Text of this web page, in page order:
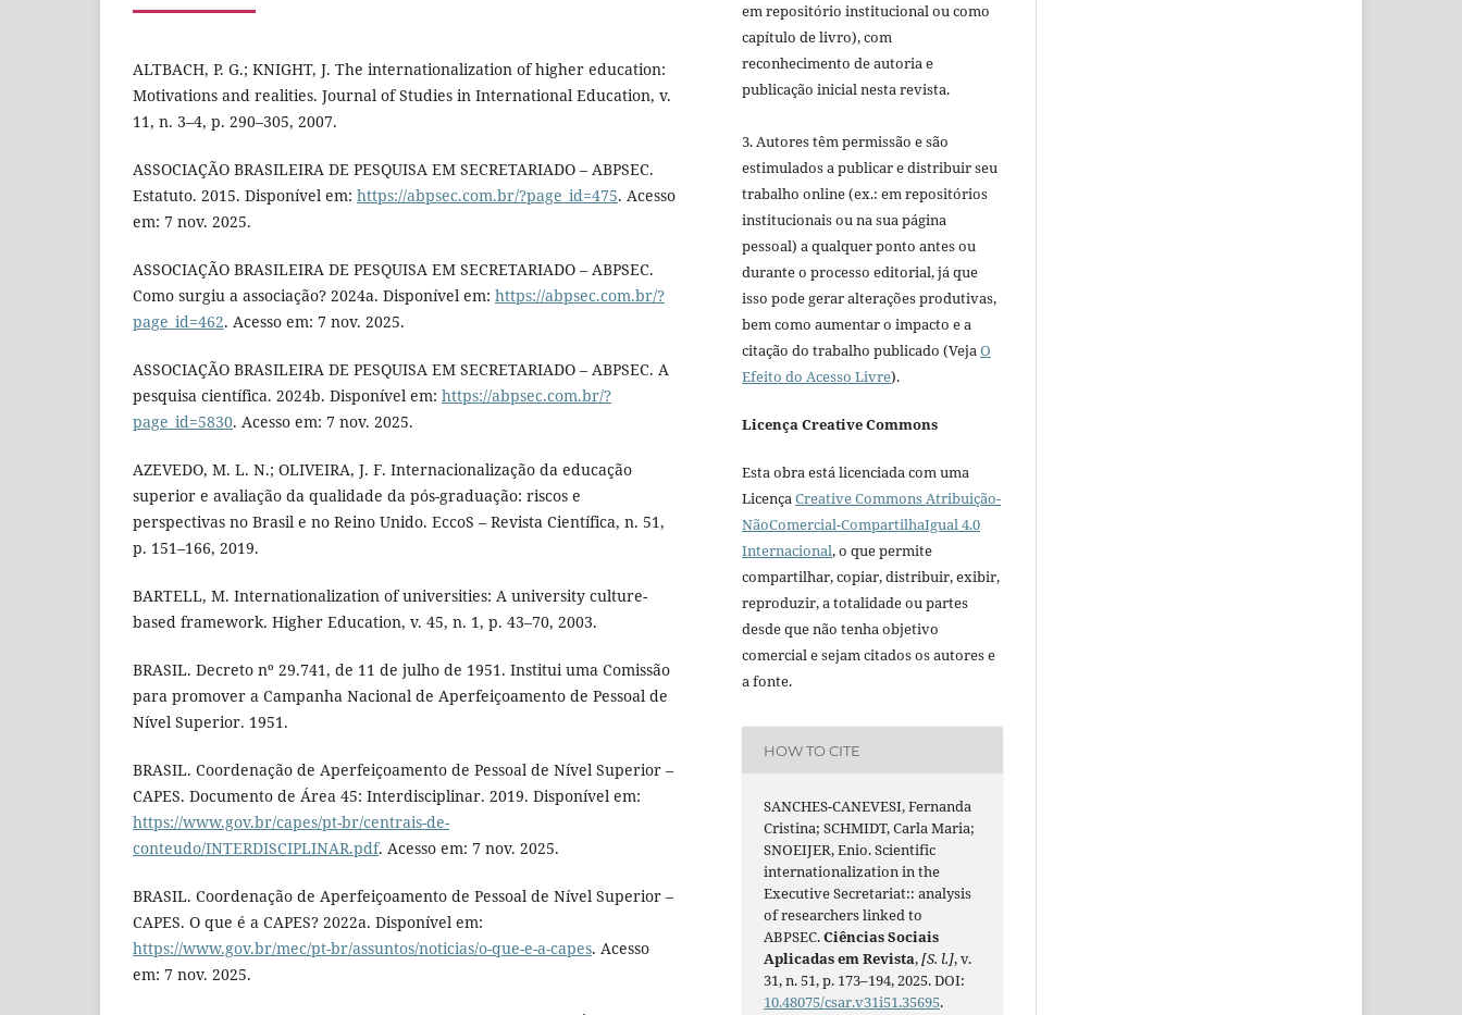
ALTBACH, P. G.; KNIGHT, J. The internationalization of higher education:
Motivations and realities. Journal of Studies in International Education, v.
11, n. 3–4, p. 290–305, 2007.
ASSOCIAÇÃO BRASILEIRA DE PESQUISA EM SECRETARIADO – ABPSEC.
Estatuto. 2015. Disponível em: https://abpsec.com.br/?page_id=475. Acesso
em: 7 nov. 2025.
ASSOCIAÇÃO BRASILEIRA DE PESQUISA EM SECRETARIADO – ABPSEC.
Como surgiu a associação? 2024a. Disponível em: https://abpsec.com.br/?
page_id=462. Acesso em: 7 nov. 2025.
ASSOCIAÇÃO BRASILEIRA DE PESQUISA EM SECRETARIADO – ABPSEC. A
pesquisa científica. 2024b. Disponível em: https://abpsec.com.br/?
page_id=5830. Acesso em: 7 nov. 2025.
AZEVEDO, M. L. N.; OLIVEIRA, J. F. Internacionalização da educação
superior e avaliação da qualidade da pós-graduação: riscos e
perspectivas no Brasil e no Reino Unido. EccoS – Revista Científica, n. 51,
p. 151–166, 2019.
BARTELL, M. Internationalization of universities: A university culture-
based framework. Higher Education, v. 45, n. 1, p. 43–70, 2003.
BRASIL. Decreto nº 29.741, de 11 de julho de 1951. Institui uma Comissão
para promover a Campanha Nacional de Aperfeiçoamento de Pessoal de
Nível Superior. 1951.
BRASIL. Coordenação de Aperfeiçoamento de Pessoal de Nível Superior –
CAPES. Documento de Área 45: Interdisciplinar. 2019. Disponível em:
https://www.gov.br/capes/pt-br/centrais-de-
conteudo/INTERDISCIPLINAR.pdf. Acesso em: 7 nov. 2025.
BRASIL. Coordenação de Aperfeiçoamento de Pessoal de Nível Superior –
CAPES. O que é a CAPES? 2022a. Disponível em:
https://www.gov.br/mec/pt-br/assuntos/noticias/o-que-e-a-capes. Acesso
em: 7 nov. 2025.
em repositório institucional ou como
capítulo de livro), com
reconhecimento de autoria e
publicação inicial nesta revista.
3. Autores têm permissão e são
estimulados a publicar e distribuir seu
trabalho online (ex.: em repositórios
institucionais ou na sua página
pessoal) a qualquer ponto antes ou
durante o processo editorial, já que
isso pode gerar alterações produtivas,
bem como aumentar o impacto e a
citação do trabalho publicado (VejaO
Efeito do Acesso Livre).
Licença Creative Commons
Esta obra está licenciada com uma
LicençaCreative Commons Atribuição-
NãoComercial-CompartilhaIgual 4.0
Internacional, o que permite
compartilhar, copiar, distribuir, exibir,
reproduzir, a totalidade ou partes
desde que não tenha objetivo
comercial e sejam citados os autores e
a fonte.
HOW TO CITE
SANCHES-CANEVESI, Fernanda
Cristina; SCHMIDT, Carla Maria;
SNOEIJER, Enio. Scientific
internationalization in the
Executive Secretariat:: analysis
of researchers linked to
ABPSEC.Ciências Sociais
Aplicadas em Revista,[S. l.], v.
31, n. 51, p. 173–194, 2025. DOI:
10.48075/csar.v31i51.35695.